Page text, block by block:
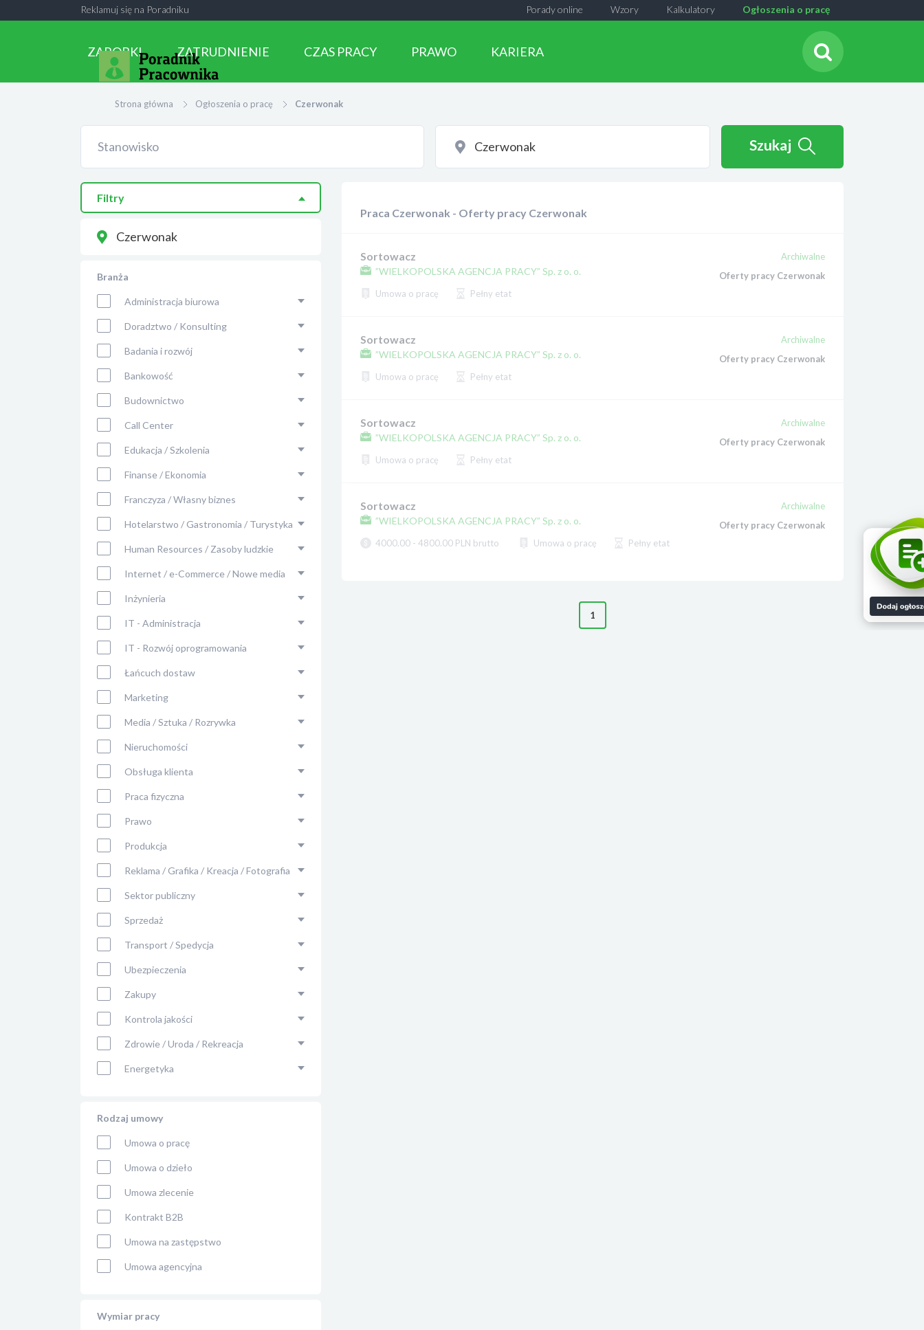
Reklamuj się na Poradniku Ogłoszenia o pracę
Kalkulatory
Wzory
Porady online
ZAROBKI ZATRUDNIENIE CZAS PRACY PRAWO KARIERA
Strona główna Ogłoszenia o pracę Czerwonak
Szukaj
Filtry
Czerwonak
Branża
Administracja biurowa
Doradztwo / Konsulting
Badania i rozwój
Bankowość
Budownictwo
Call Center
Edukacja / Szkolenia
Finanse / Ekonomia
Franczyza / Własny biznes
Hotelarstwo / Gastronomia / Turystyka
Human Resources / Zasoby ludzkie
Internet / e-Commerce / Nowe media
Inżynieria
IT - Administracja
IT - Rozwój oprogramowania
Łańcuch dostaw
Marketing
Media / Sztuka / Rozrywka
Nieruchomości
Obsługa klienta
Praca fizyczna
Prawo
Produkcja
Reklama / Grafika / Kreacja / Fotografia
Sektor publiczny
Sprzedaż
Transport / Spedycja
Ubezpieczenia
Zakupy
Kontrola jakości
Zdrowie / Uroda / Rekreacja
Energetyka
Rodzaj umowy
Umowa o pracę
Umowa o dzieło
Umowa zlecenie
Kontrakt B2B
Umowa na zastępstwo
Umowa agencyjna
Wymiar pracy
Praca Czerwonak - Oferty pracy Czerwonak
Sortowacz
”WIELKOPOLSKA AGENCJA PRACY” Sp. z o. o.
Umowa o pracę Pełny etat
Archiwalne
Oferty pracy Czerwonak
Sortowacz
”WIELKOPOLSKA AGENCJA PRACY” Sp. z o. o.
Umowa o pracę Pełny etat
Archiwalne
Oferty pracy Czerwonak
Sortowacz
”WIELKOPOLSKA AGENCJA PRACY” Sp. z o. o.
Umowa o pracę Pełny etat
Archiwalne
Oferty pracy Czerwonak
Sortowacz
”WIELKOPOLSKA AGENCJA PRACY” Sp. z o. o.
4000.00 - 4800.00 PLN brutto Umowa o pracę Pełny etat
Archiwalne
Oferty pracy Czerwonak
1